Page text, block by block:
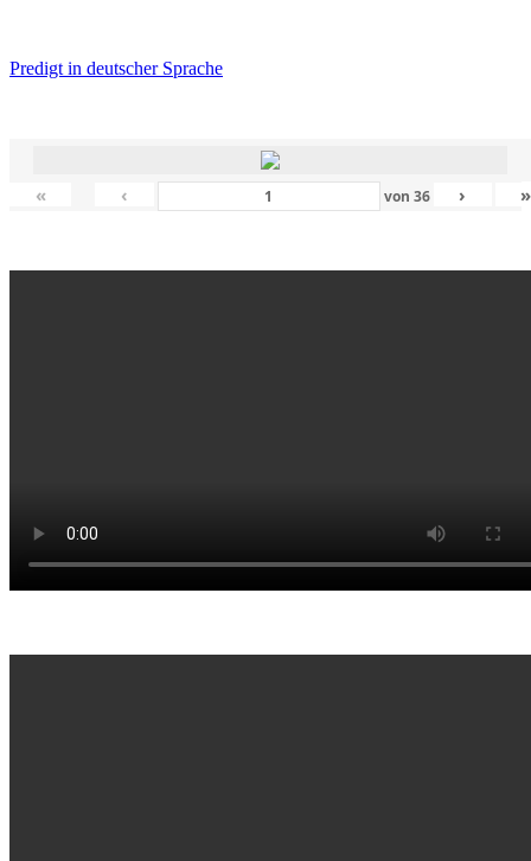
Predigt in deutscher Sprache
« ‹ von 36 › »